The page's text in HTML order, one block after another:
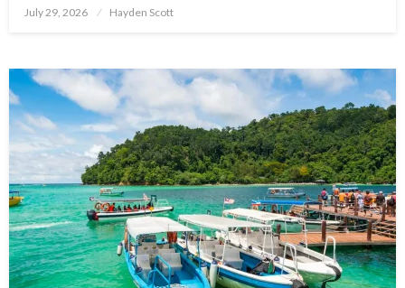
Posted
July 29, 2026 Hayden Scott